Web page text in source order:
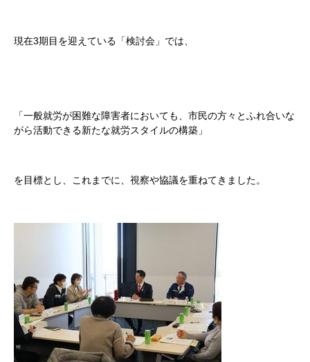
現在3期目を迎えている「検討会」では、
「一般就労が困難な障害者においても、市民の方々とふれ合いな
がら活動できる新たな就労スタイルの構築」
を目標とし、これまでに、視察や協議を重ねてきました。